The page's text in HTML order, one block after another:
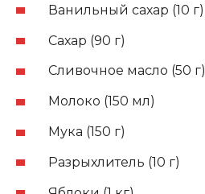
Ванильный сахар (10 г)
Сахар (90 г)
Сливочное масло (50 г)
Молоко (150 мл)
Мука (150 г)
Разрыхлитель (10 г)